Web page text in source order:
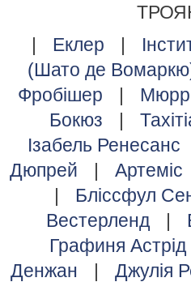
|
Еклер |
(Шато де
Фробішер
|
Бокюз
|
Ізабель Ренесанс
Дюпрей
|
Артеміс
|
Бліссфул
Вестерленд
|
Графиня
Денжан
|
Джулія